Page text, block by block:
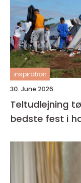
inspiration
30. June 2026
Teltudlejning tønder sådan
bedste fest i